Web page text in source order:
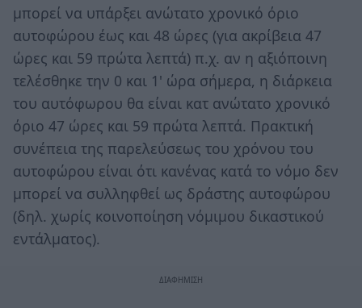
μπορεί να υπάρξει ανώτατο χρονικό όριο
αυτοφώρου έως και 48 ώρες (για ακρίβεια 47
ώρες και 59 πρώτα λεπτά) π.χ. αν η αξιόποινη
τελέσθηκε την 0 και 1' ώρα σήμερα, η διάρκεια
του αυτόφωρου θα είναι κατ ανώτατο χρονικό
όριο 47 ώρες και 59 πρώτα λεπτά. Πρακτική
συνέπεια της παρελεύσεως του χρόνου του
αυτοφώρου είναι ότι κανένας κατά το νόμο δεν
μπορεί να συλληφθεί ως δράστης αυτοφώρου
(δηλ. χωρίς κοινοποίηση νόμιμου δικαστικού
εντάλματος).